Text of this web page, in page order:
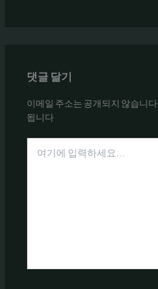
댓글 달기
이메일 주소는 공개되지 않습니다.
됩니다